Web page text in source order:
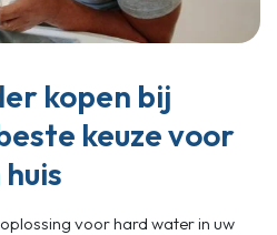
kopen bij
keuze voor
voor hard water in uw